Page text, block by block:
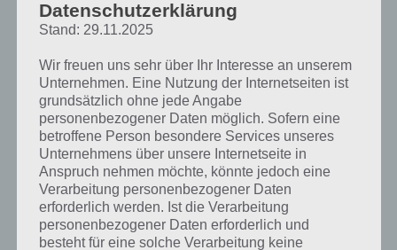
auch meist Geld investieren, wenn
hingegen ist eine kostenlose
Sprachen-App, die ohne Werbung
und ohne In-App-Käufe auskommt.
Einzig eine Registrierung ist
erforderlich, wenn man alle Pakete
bzw. Module einer Sprache nutzen
will.
Die Aufgaben in Duolingo sind
abwechslungsreich. So gibt es
Datenschutzerklärung
Stand: 29.11.2025
Wir freuen uns sehr über Ihr Interesse an unserem
Unternehmen. Eine Nutzung der Internetseiten ist
grundsätzlich ohne jede Angabe
personenbezogener Daten möglich. Sofern eine
betroffene Person besondere Services unseres
Unternehmens über unsere Internetseite in
Anspruch nehmen möchte, könnte jedoch eine
Verarbeitung personenbezogener Daten
erforderlich werden. Ist die Verarbeitung
personenbezogener Daten erforderlich und
besteht für eine solche Verarbeitung keine